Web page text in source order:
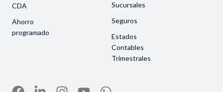
CDA
Ahorro
programado
Sucursales
Seguros
Estados
Contables
Trimestrales